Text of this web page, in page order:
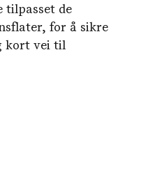
tilpasset de
for å sikre
kort vei til